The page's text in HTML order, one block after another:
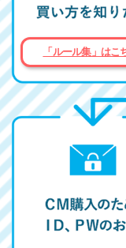
「ルール集」はこ